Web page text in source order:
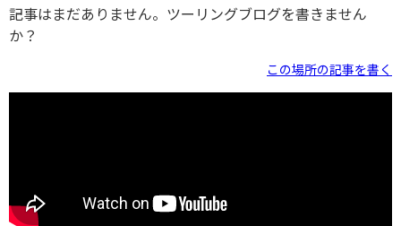
記事はまだありません。ツーリングブログを書きません
か？
この場所の記事を書く